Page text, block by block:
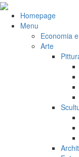
Salta
contenuto
VeniVidiViciHomepage
Menu
Economia
Arte